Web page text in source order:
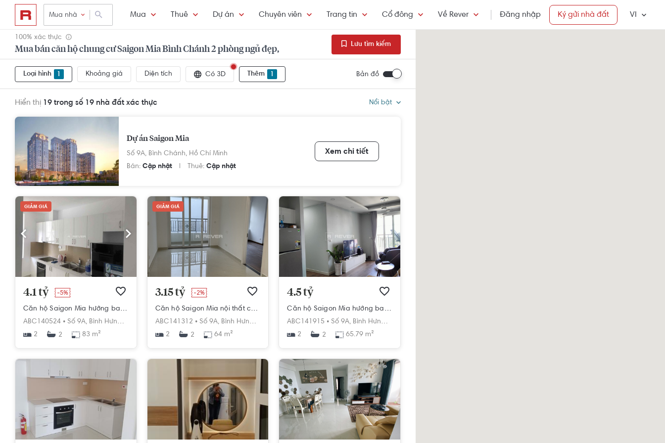
Mua nhà Mua Thuê Dự án Chuyên viên Trang tin Cổ đông Về Rever Đăng nhập Ký gửi nhà đất VI
100% xác thực
Mua bán căn hộ chung cư Saigon Mia Bình Chánh 2 phòng ngủ đẹp,
Lưu tìm kiếm
Loại hình Khoảng giá Diện tích Có 3D Thêm Bản đồ
Hiển thị 19 trong số 19 nhà đất xác thực Nổi bật
Dự án Saigon Mia
Số 9A, Bình Chánh, Hồ Chí Minh
Bán: Cập nhật Thuê: Cập nhật
Xem chi tiết
GIẢM GIÁ
4.1 tỷ -5%
Căn hộ Saigon Mia hướng ban công nam đầy đủ nội thất diện tích 83m²
ABC140524 • Số 9A, Bình Hưng, Bình Chánh, Hồ Chí Minh
2
2 83 m²
GIẢM GIÁ
3.15 tỷ -2%
Căn hộ Saigon Mia nội thất cơ bản diện tích 64m².
ABC141312 • Số 9A, Bình Hưng, Bình Chánh, Hồ Chí Minh
2
2 64 m²
4.5 tỷ
Căn hộ Saigon Mia hướng ban công đông đầy đủ nội thất diện tích 65.79m².
ABC141915 • Số 9A, Bình Hưng,
2
2 65.79 m²